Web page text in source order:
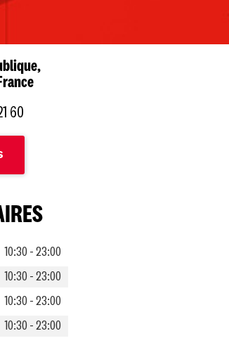
60
10:30 - 23:00
10:30 - 23:00
10:30 - 23:00
10:30 - 23:00